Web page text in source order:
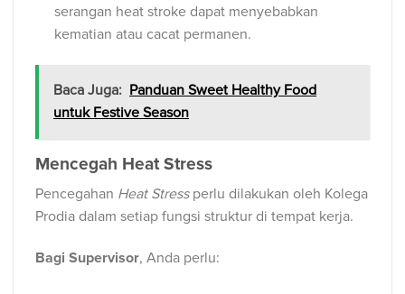
serangan heat stroke dapat menyebabkan
kematian atau cacat permanen.
Baca Juga: Panduan Sweet Healthy Food
untuk Festive Season
Mencegah Heat Stress
Pencegahan Heat Stressperlu dilakukan oleh Kolega
Prodia dalam setiap fungsi struktur di tempat kerja.
Bagi Supervisor, Anda perlu: